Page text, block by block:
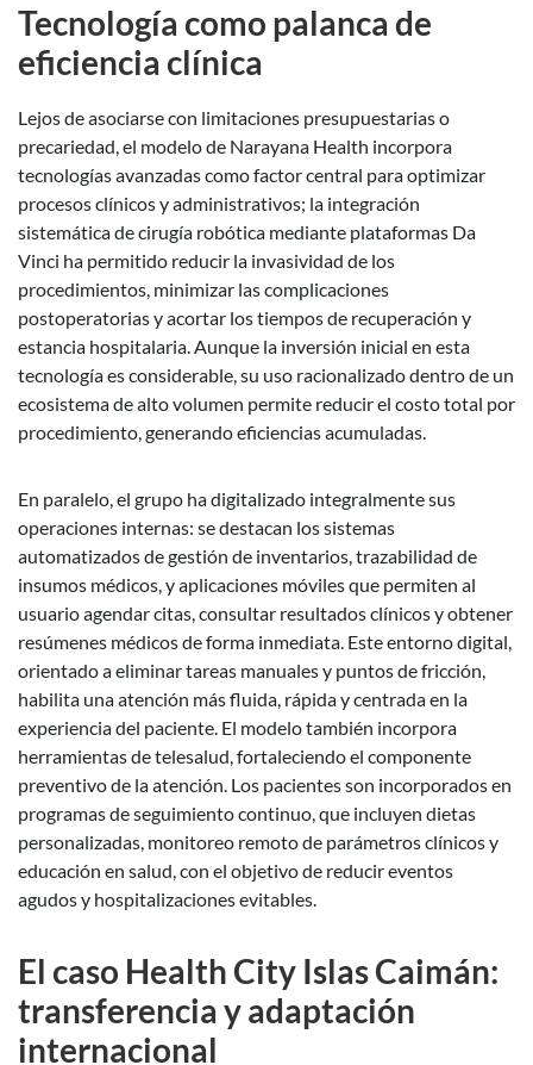
Tecnología como palanca de
eficiencia clínica
Lejos de asociarse con limitaciones presupuestarias o
precariedad, el modelo de Narayana Health incorpora
tecnologías avanzadas como factor central para optimizar
procesos clínicos y administrativos; la integración
sistemática de cirugía robótica mediante plataformas Da
Vinci ha permitido reducir la invasividad de los
procedimientos, minimizar las complicaciones
postoperatorias y acortar los tiempos de recuperación y
estancia hospitalaria. Aunque la inversión inicial en esta
tecnología es considerable, su uso racionalizado dentro de un
ecosistema de alto volumen permite reducir el costo total por
procedimiento, generando eficiencias acumuladas.
En paralelo, el grupo ha digitalizado integralmente sus
operaciones internas: se destacan los sistemas
automatizados de gestión de inventarios, trazabilidad de
insumos médicos, y aplicaciones móviles que permiten al
usuario agendar citas, consultar resultados clínicos y obtener
resúmenes médicos de forma inmediata. Este entorno digital,
orientado a eliminar tareas manuales y puntos de fricción,
habilita una atención más fluida, rápida y centrada en la
experiencia del paciente. El modelo también incorpora
herramientas de telesalud, fortaleciendo el componente
preventivo de la atención. Los pacientes son incorporados en
programas de seguimiento continuo, que incluyen dietas
personalizadas, monitoreo remoto de parámetros clínicos y
educación en salud, con el objetivo de reducir eventos
agudos y hospitalizaciones evitables.
El caso Health City Islas Caimán:
transferencia y adaptación
internacional